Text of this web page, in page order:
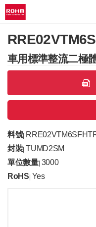
車用標準整流二極
料號|
封裝| TUMD2SM
單位數量| 3000
RoHS Yes